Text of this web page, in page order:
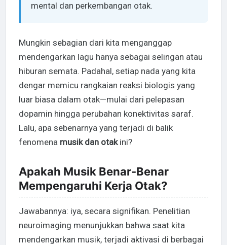
mental dan perkembangan otak.
Mungkin sebagian dari kita menganggap
mendengarkan lagu hanya sebagai selingan atau
hiburan semata. Padahal, setiap nada yang kita
dengar memicu rangkaian reaksi biologis yang
luar biasa dalam otak—mulai dari pelepasan
dopamin hingga perubahan konektivitas saraf.
Lalu, apa sebenarnya yang terjadi di balik
fenomena musik dan otakini?
Apakah Musik Benar-Benar
Mempengaruhi Kerja Otak?
Jawabannya: iya, secara signifikan. Penelitian
neuroimaging menunjukkan bahwa saat kita
mendengarkan musik, terjadi aktivasi di berbagai